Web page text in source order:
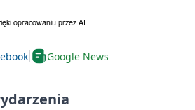
Google News